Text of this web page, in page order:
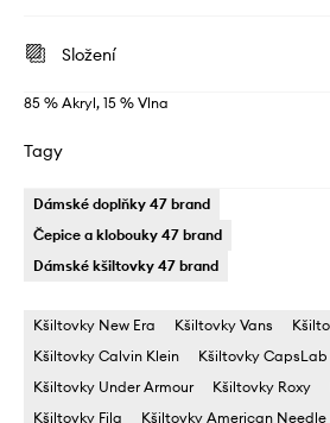
Složení
85 % Akryl, 15 % Vlna
Tagy
Dámské doplňky 47 brand
Čepice a klobouky 47 brand
Dámské kšiltovky 47 brand
Kšiltovky New Era Kšiltovky Vans
Kšiltovky Calvin Klein
Kšiltovky CapsLab
Kšiltovky Under Armour
Kšiltovky Roxy
Kšiltovky Fila
Kšiltovky American Needle